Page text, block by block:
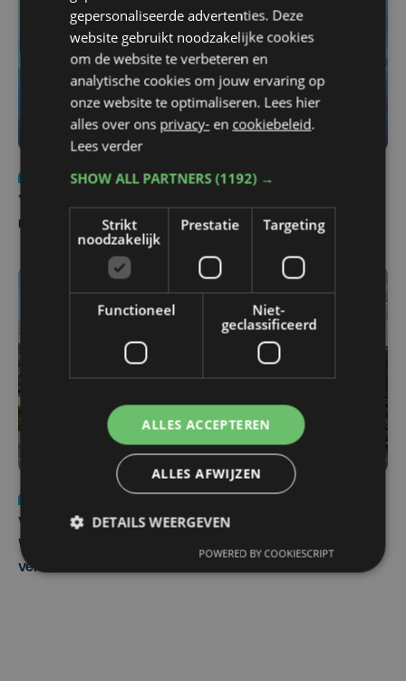
Nieuws
do 6 augustus | 21:30
Yaro (19), slachtoffer van vechtpartij, is na
maandenlange coma overleden
wo 5 augustus | 11:57
Vier Oostendse gynaecologen versterken dienst in AZ
West, dat ook een nieuwe voltijdse gynaecoloog
verwelkomt
gepersonaliseerde advertenties. Deze
website gebruikt noodzakelijke cookies
om de website te verbeteren en
analytische cookies om jouw ervaring op
onze website te optimaliseren. Lees hier
alles over ons privacy- en cookiebeleid.
Lees verder
SHOW ALL PARTNERS(1192) →
Strikt
noodzakelijk
Prestatie Targeting
Functioneel
Niet-
geclassificeerd
ALLES ACCEPTEREN
ALLES AFWIJZEN
DETAILS WEERGEVEN
POWERED BY COOKIESCRIPT